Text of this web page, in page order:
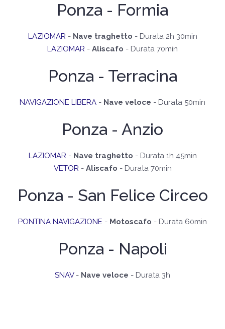
Ponza - Formia
LAZIOMAR - Nave traghetto - Durata 2h 30min
LAZIOMAR - Aliscafo - Durata 70min
Ponza - Terracina
NAVIGAZIONE LIBERA - Nave veloce - Durata 50min
Ponza - Anzio
LAZIOMAR - Nave traghetto - Durata 1h 45min
VETOR - Aliscafo - Durata 70min
Ponza - San Felice Circeo
PONTINA NAVIGAZIONE - Motoscafo - Durata 60min
Ponza - Napoli
SNAV- Nave veloce - Durata 3h